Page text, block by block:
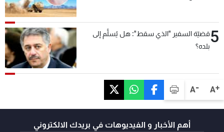
A+
A-
5قضيّة السفير "الذي سقط": هل يُسلَّم إلى
بلده؟
أهم الأخبار و الفيديوهات في بريدك الالكتروني